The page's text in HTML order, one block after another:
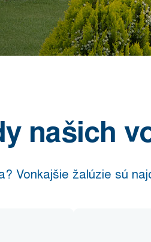
našich
Vonkajšie žalúzie sú